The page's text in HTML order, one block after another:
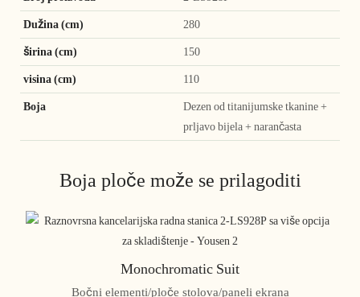
Dužina (cm) 280
širina (cm) 150
visina (cm) 110
Boja
Dezen od titanijumske tkanine +
prljavo bijela + narančasta
Boja ploče može se prilagoditi
Monochromatic Suit
Bočni elementi/ploče stolova/paneli ekrana